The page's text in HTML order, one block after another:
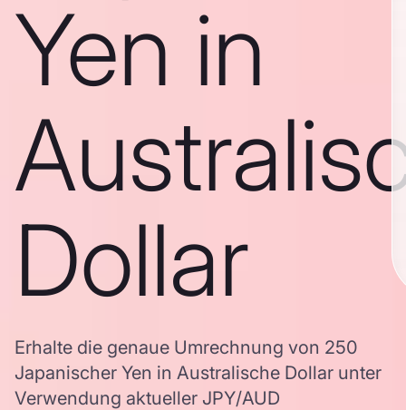
Yen in
Dollar
Erhalte die genaue Umrechnung von 250
Japanischer Yen in Australische Dollar unter
Verwendung aktueller JPY/AUD